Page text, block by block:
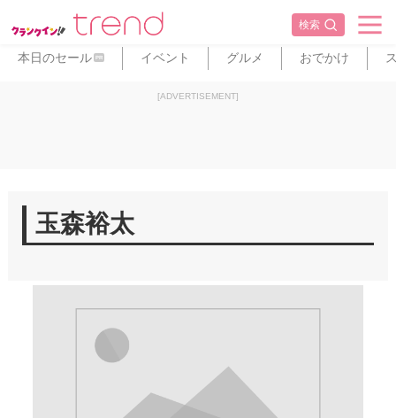
検索
本日のセール PR イベント グルメ おでかけ
[ADVERTISEMENT]
玉森裕太